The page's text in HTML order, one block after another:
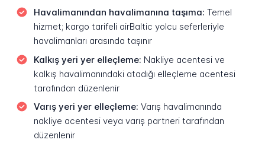
Havalimanından havalimanına taşıma: Temel
hizmet; kargo tarifeli airBaltic yolcu seferleriyle
havalimanları arasında taşınır
Kalkış yeri yer elleçleme: Nakliye acentesi ve
kalkış havalimanındaki atadığı elleçleme acentesi
tarafından düzenlenir
Varış yeri yer elleçleme: Varış havalimanında
nakliye acentesi veya varış partneri tarafından
düzenlenir